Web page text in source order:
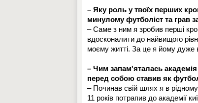
– Яку роль у твоїх перших
минулому футболіст та грав
– Саме з ним я зробив перші
вдосконалити до найвищого
моєму житті. За це я йому дуже
– Чим запам'яталась академія
перед собою ставив як
– Починав свій шлях я в
11 років потрапив до академії